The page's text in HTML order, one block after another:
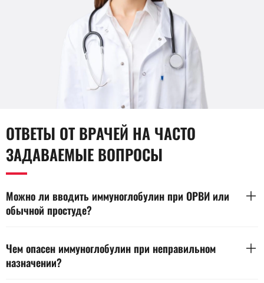
ОТВЕТЫ ОТ ВРАЧЕЙ НА ЧАСТО
ЗАДАВАЕМЫЕ ВОПРОСЫ
Можно ли вводить иммуноглобулин при ОРВИ или
обычной простуде?
показаний. При легком ОРВИ организм самостоятельно
вырабатывает достаточное количество антител, поэтому
дополнительное введение препарата не ускоряет
Чем опасен иммуноглобулин при неправильном
назначении?